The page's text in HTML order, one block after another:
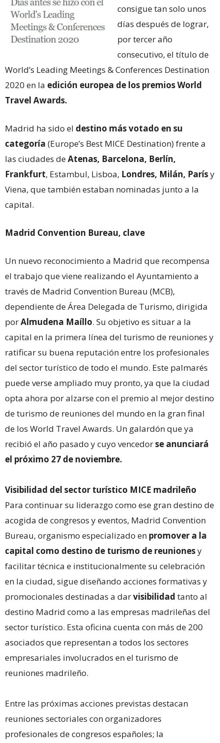
consigue tan solo unos
días después de lograr,
por tercer año
consecutivo, el título de
World’s Leading Meetings & Conferences Destination
2020 en la edición europea de los premios World
Travel Awards.
Madrid ha sido el destino más votado en su
categoría (Europe’s Best MICE Destination) frente a
las ciudades deAtenas, Barcelona, Berlín,
Frankfurt, Estambul, Lisboa, Londres, Milán, Parísy
Viena, que también estaban nominadas junto a la
capital.
Madrid Convention Bureau, clave
Un nuevo reconocimiento a Madrid que recompensa
el trabajo que viene realizando el Ayuntamiento a
través de Madrid Convention Bureau (MCB),
dependiente de Área Delegada de Turismo, dirigida
porAlmudena Maíllo. Su objetivo es situar a la
capital en la primera línea del turismo de reuniones y
ratificar su buena reputación entre los profesionales
del sector turístico de todo el mundo. Este palmarés
puede verse ampliado muy pronto, ya que la ciudad
opta ahora por alzarse con el premio al mejor destino
de turismo de reuniones del mundo en la gran final
de los World Travel Awards. Un galardón que ya
recibió el año pasado y cuyo vencedorse anunciará
el próximo 27 de noviembre.
Visibilidad del sector turístico MICE madrileño
Para continuar su liderazgo como ese gran destino de
acogida de congresos y eventos, Madrid Convention
Bureau, organismo especializado en promover a la
capital como destino de turismo de reunionesy
facilitar técnica e institucionalmente su celebración
en la ciudad, sigue diseñando acciones formativas y
promocionales destinadas a darvisibilidad tanto al
destino Madrid como a las empresas madrileñas del
sector turístico. Esta oficina cuenta con más de 200
asociados que representan a todos los sectores
empresariales involucrados en el turismo de
reuniones madrileño.
Entre las próximas acciones previstas destacan
reuniones sectoriales con organizadores
profesionales de congresos españoles; la